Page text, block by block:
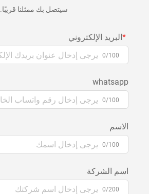
سيتصل بك ممثلنا قريبًا.
البريد الإلكتروني
0/100
whatsapp
0/100
الاسم
0/100
اسم الشركة
0/200